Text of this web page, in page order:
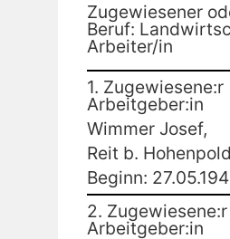
Zugewiesener
Beruf:
Arbeiter/in
1. Zugewiesene:r
Arbeitgeber:in
Wimmer Josef,
Reit b.
Beginn:
2. Zugewiesene:r
Arbeitgeber:in